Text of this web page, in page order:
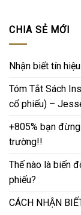
CHIA SẺ MỚI
Nhận biết tín
Tóm Tắt Sách
cổ phiếu) –
+805% bạn
trường!!
Thế nào là biến
phiếu?
CÁCH NHẬN